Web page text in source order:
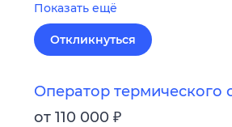
Показать ещё
Откликнуться
Оператор термического
от 110 000 ₽